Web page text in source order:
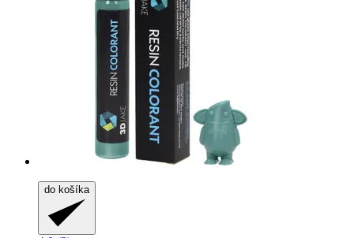
do košíka